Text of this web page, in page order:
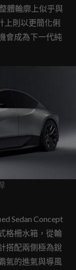
體輪廓上似乎與
上則以更簡化俐
會成為下一代純
Sedan Concept
格柵水箱，從輪
搭配兩側極為銳
氣的進氣與導風